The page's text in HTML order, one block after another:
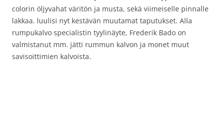
colorin öljyvahat väritön ja musta, sekä viimeiselle pinnalle
lakkaa. luulisi nyt kestävän muutamat taputukset. Alla
rumpukalvo specialistin tyylinäyte, Frederik Bado on
valmistanut mm. jätti rummun kalvon ja monet muut
savisoittimien kalvoista.